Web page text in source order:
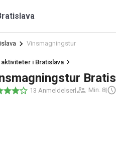
Vinsmagningstur
i Bratislava
13 Anmeldelser| Min. 8|